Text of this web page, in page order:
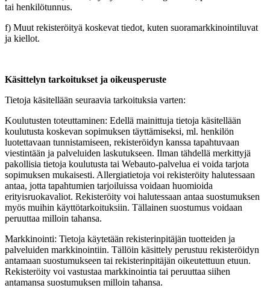
tai henkilötunnus.
f) Muut rekisteröityä koskevat tiedot, kuten suoramarkkinointiluvat
ja kiellot.
Käsittelyn tarkoitukset ja oikeusperuste
Tietoja käsitellään seuraavia tarkoituksia varten:
Koulutusten toteuttaminen: Edellä mainittuja tietoja käsitellään
koulutusta koskevan sopimuksen täyttämiseksi, ml. henkilön
luotettavaan tunnistamiseen, rekisteröidyn kanssa tapahtuvaan
viestintään ja palveluiden laskutukseen. Ilman tähdellä merkittyjä
pakollisia tietoja koulutusta tai Webauto-palvelua ei voida tarjota
sopimuksen mukaisesti. Allergiatietoja voi rekisteröity halutessaan
antaa, jotta tapahtumien tarjoiluissa voidaan huomioida
erityisruokavaliot. Rekisteröity voi halutessaan antaa suostumuksen
myös muihin käyttötarkoituksiin. Tällainen suostumus voidaan
peruuttaa milloin tahansa.
Markkinointi: Tietoja käytetään rekisterinpitäjän tuotteiden ja
palveluiden markkinointiin. Tällöin käsittely perustuu rekisteröidyn
antamaan suostumukseen tai rekisterinpitäjän oikeutettuun etuun.
Rekisteröity voi vastustaa markkinointia tai peruuttaa siihen
antamansa suostumuksen milloin tahansa.